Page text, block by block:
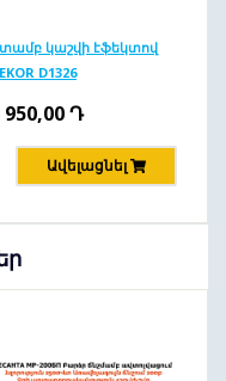
կաշվի էֆեկտով
D1326
950,00Դ
Ավելացնել